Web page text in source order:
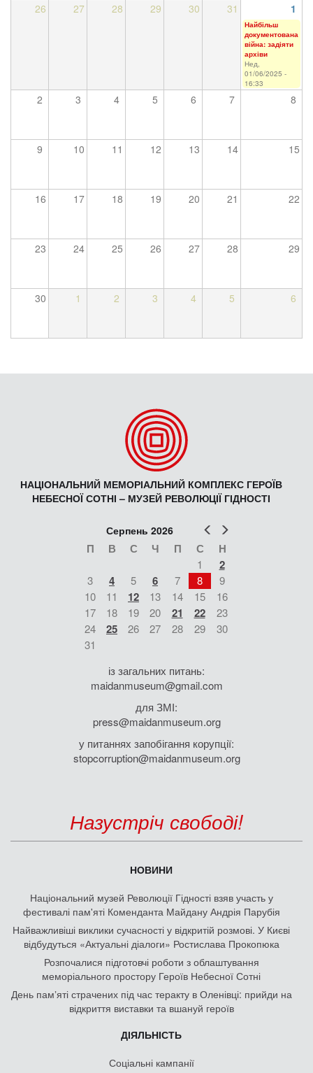
26
27 28 29 30 31 1
Найбільш
документована
війна: задіяти
архіви
Нед,
01/06/2025 -
16:33
2 3 4 5 6 7 8
9 10 11 12 13 14 15
16 17 18 19 20 21 22
23 24 25 26 27 28 29
30 1 2 3 4 5 6
НАЦІОНАЛЬНИЙ МЕМОРІАЛЬНИЙ КОМПЛЕКС ГЕРОЇВ
НЕБЕСНОЇ СОТНІ – МУЗЕЙ РЕВОЛЮЦІЇ ГІДНОСТІ
Попер
Серпень 2026
П В С Ч П С Н
1 2
3 4 5 6 7 8
9
10
11 12 13 14 15
16
17
18 19 20 21 22
23
24
25 26 27 28 29
30
31
із загальних питань:
maidanmuseum@gmail.com
для ЗМІ:
press@maidanmuseum.org
у питаннях запобігання корупції:
stopcorruption@maidanmuseum.org
Назустріч свободі!
НОВИНИ
Національний музей Революції Гідності взяв участь у
фестивалі пам'яті Коменданта Майдану Андрія Парубія
Найважливіші виклики сучасності у відкритій розмові. У Києві
відбудуться «Актуальні діалоги» Ростислава Прокопюка
Розпочалися підготовчі роботи з облаштування
меморіального простору Героїв Небесної Сотні
День памʼяті страчених під час теракту в Оленівці: прийди на
відкриття виставки та вшануй героїв
ДІЯЛЬНІСТЬ
Соціальні кампанії